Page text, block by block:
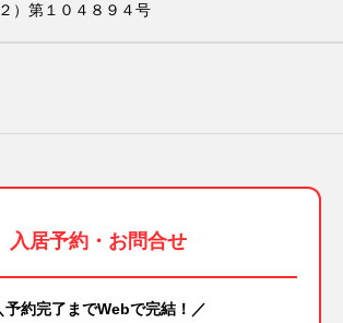
）第１０４８９４号
入居予約・お問合せ
予約完了までWebで完結！／